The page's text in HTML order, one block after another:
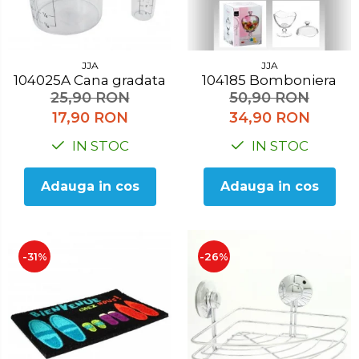
Accesorii pentru toaleta
Bare si carlige pentru prosoape
Polite baie
Uscatoare rufe
Bucatarie
Burete bucatarie
Decoratiuni
Decoratiuni perete
Depozitare
Carlige si agatatoare
Cutii si cosuri pentru depozitare
JJA
104025A Cana gradata
25,90 RON
17,90 RON
IN STOC
Adauga in cos
JJA
104185 Bomboniera
50,90 RON
34,90 RON
IN STOC
Adauga in cos
-31% -26%